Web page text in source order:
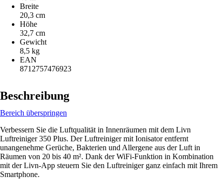
Breite
20,3 cm
Höhe
32,7 cm
Gewicht
8,5 kg
EAN
8712757476923
Beschreibung
Bereich überspringen
Verbessern Sie die Luftqualität in Innenräumen mit dem Livn
Luftreiniger 350 Plus. Der Luftreiniger mit Ionisator entfernt
unangenehme Gerüche, Bakterien und Allergene aus der Luft in
Räumen von 20 bis 40 m². Dank der WiFi-Funktion in Kombination
mit der Livn-App steuern Sie den Luftreiniger ganz einfach mit Ihrem
Smartphone.